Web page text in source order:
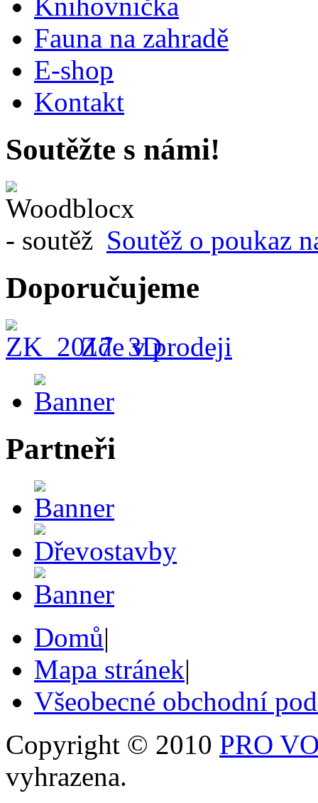
Knihovnička
Fauna na zahradě
E-shop
Kontakt
Soutěžte s námi!
Soutěž o poukaz
Doporučujeme
Zde v prodeji
Partneři
Domů|
Mapa stránek|
Všeobecné obchodní
Copyright © 2010 PRO
vyhrazena.